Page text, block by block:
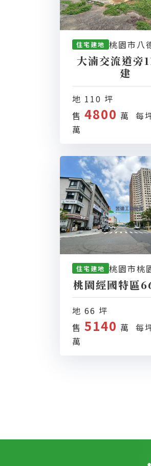
住宅建地 桃園市八
大湳交流道旁
建
地 110 坪
售 4800 萬 每
萬
住宅建地 桃園市桃
桃園經國特區
地 66 坪
售 5140 萬 每
萬